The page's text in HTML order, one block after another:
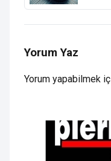
Yorum Yaz
Yorum yapabilmek